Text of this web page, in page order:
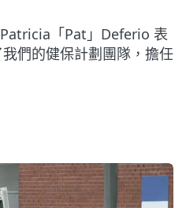
「Pat」Deferio 表
們的健保計劃團隊，擔任